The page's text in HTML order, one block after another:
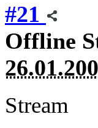
#21
Offline
Stream